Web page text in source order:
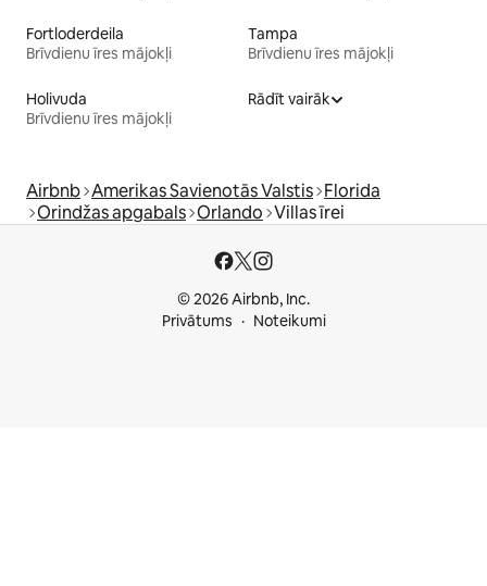
Fortloderdeila
Brīvdienu īres mājokļi
Tampa
Brīvdienu īres mājokļi
Holivuda
Brīvdienu īres mājokļi
Rādīt vairāk
Airbnb Amerikas Savienotās Valstis Florida
Orindžas apgabals Orlando Villas īrei
© 2026 Airbnb, Inc.
Privātums
Noteikumi